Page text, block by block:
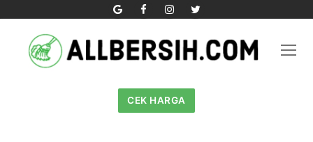
content
CEK HARGA